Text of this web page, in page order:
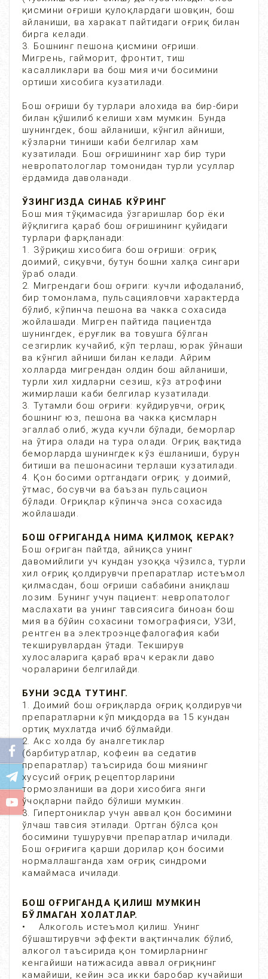
қисмини оғриши қулоқлардаги шовқин, бош
айланиши, ва харакат пайтидаги оғриқ билан
бирга келади.
3. Бошнинг пешона қисмини оғриши.
Мигрень, гайморит, фронтит, тиш
касалликлари ва бош мия ичи босимини
ортиши хисобига кузатилади.
Бош оғриши бу турлари алохида ва бир-бири
билан қўшилиб келиши хам мумкин. Бунда
шунингдек, бош айланиши, кўнгил айниши,
кўзларни тиниши каби белгилар хам
кузатилади. Бош оғришининг хар бир тури
невропатологлар томонидан турли усуллар
ёрдамида даволанади.
ЎЗИНГИЗДА СИНАБ КЎРИНГ
Бош мия тўқимасида ўзгаришлар бор ёки
йўқлигига қараб бош оғришининг қуйидаги
турлари фарқланади:
1. Зўриқиш хисобига бош оғриши: оғриқ
доимий, сиқувчи, бутун бошни халқа сингари
ўраб олади.
2. Мигрендаги бош оғриги: кучли ифодаланиб,
бир томонлама, пульсацияловчи характерда
бўлиб, кўпинча пешона ва чакка сохасида
жойлашади. Мигрен пайтида пациентда
шунингдек, ёруғлик ва товушга бўлган
сезгирлик кучайиб, кўп терлаш, юрак ўйнаши
ва кўнгил айниши билан келади. Айрим
холларда мигрендан олдин бош айланиши,
турли хил хидларни сезиш, кўз атрофини
жимирлаши каби белгилар кузатилади.
3. Тутамли бош оғриғи: куйдирувчи, оғриқ
бошнинг юз, пешона ва чакка қисмларн
эгаллаб олиб, жуда кучли бўлади, беморлар
на ўтира олади на тура олади. Оғриқ вақтида
беморларда шунингдек кўз ёшланиши, бурун
битиши ва пешонасини терлаши кузатилади.
4. Қон босими ортгандаги оғриқ: у доимий,
ўтмас, босувчи ва баъзан пульсацион
бўлади. Оғриқлар кўпинча энса сохасида
жойлашади.
БОШ ОҒРИГАНДА НИМА ҚИЛМОҚ КЕРАК?
Бош оғриган пайтда, айниқса унинг
давомийлиги уч кундан узоққа чўзилса, турли
хил оғриқ қолдирувчи препаратлар истеъмол
қилмасдан, бош оғриши сабабини аниқлаш
лозим. Бунинг учун пациент: невропатолог
маслахати ва унинг тавсиясига биноан бош
мия ва бўйин сохасини томографияси, УЗИ,
рентген ва электроэнцефалогафия каби
текширувлардан ўтади. Текширув
хулосаларига қараб врач керакли даво
чораларини белгилайди.
БУНИ ЭСДА ТУТИНГ.
1. Доимий бош оғриқларда оғриқ қолдирувчи
препаратларни кўп миқдорда ва 15 кундан
ортиқ мухлатда ичиб бўлмайди.
2. Акс холда бу аналгетиклар
(барбитуратлар, кофеин ва седатив
препаратлар) таъсирида бош миянинг
хусусий оғриқ рецепторларини
тормозланиши ва дори хисобига янги
ўчоқларни пайдо бўлиши мумкин.
3. Гипертониклар учун аввал қон босимини
ўлчаш тавсия этилади. Ортган бўлса қон
босимини тушурувчи препаратлар ичилади.
Бош оғриғига қарши дорилар қон босими
нормаллашганда хам оғриқ синдроми
камаймаса ичилади.
БОШ ОҒРИГАНДА ҚИЛИШ МУМКИН
БЎЛМАГАН ХОЛАТЛАР.
• Алкоголь истеъмол қилиш. Унинг
бўшаштирувчи эффекти вақтинчалик бўлиб,
алкогол таъсирида қон томирларнинг
кенгайиши натижасида аввал оғриқнинг
камайиши, кейин эса икки баробар кучайиши